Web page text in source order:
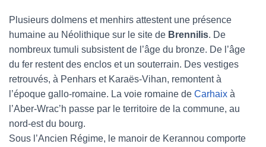
Plusieurs dolmens et menhirs attestent une présence
humaine au Néolithique sur le site de Brennilis. De
nombreux tumuli subsistent de l’âge du bronze. De l’âge
du fer restent des enclos et un souterrain. Des vestiges
retrouvés, à Penhars et Karaës-Vihan, remontent à
l’époque gallo-romaine. La voie romaine de Carhaix à
l’Aber-Wrac’h passe par le territoire de la commune, au
nord-est du bourg.
Sous l’Ancien Régime, le manoir de Kerannou comporte